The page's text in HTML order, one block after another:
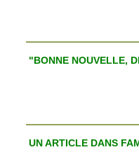
"BONNE NOUVELLE,
UN ARTICLE DANS